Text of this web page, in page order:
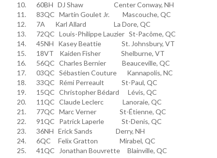
10. 60BH DJ Shaw Center Conway, NH
11. 83QC Martin Goulet Jr. Mascouche, QC
12. 7A Karl Allard La Dore, QC
13. 72QC Louis-Philippe Lauzier St-Pacôme, QC
14. 45NH Kasey Beattie St. Johnsbury, VT
15. 18VT Kaiden Fisher Shelburne, VT
16. 56QC Charles Bernier Beauceville, QC
17. 03QC Sébastien Couture Kannapolis, NC
18. 33QC Rémi Perreault St-Paul, QC
19. 15QC Christopher Bédard Lévis, QC
20. 11QC Claude Leclerc Lanoraie, QC
21. 77QC Marc Verner St-Étienne, QC
22. 91QC Patrick Laperle St-Denis, QC
23. 36NH Erick Sands Derry, NH
24. 6QC Felix Gratton Mirabel, QC
25. 41QC Jonathan Bouvrette Blainville, QC